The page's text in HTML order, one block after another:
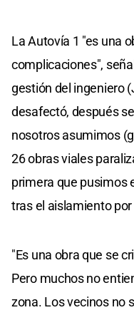
La Autovía 1 "es una
complicaciones",
gestión del ingeniero
desafectó, después
nosotros asumimos
26 obras viales
primera que pusimos
tras el aislamiento
"Es una obra que se
Pero muchos no
zona. Los vecinos no